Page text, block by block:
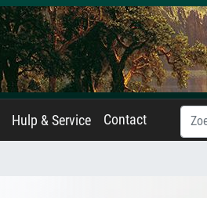
Hulp & Service Contact